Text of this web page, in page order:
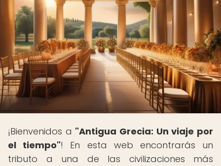
¡Bienvenidos a "Antigua Grecia: Un viaje por
el tiempo"! En esta web encontrarás un
tributo a una de las civilizaciones más